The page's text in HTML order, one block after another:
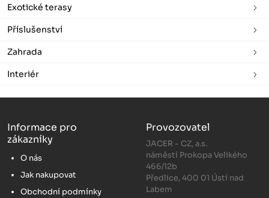
Exotické terasy
Příslušenství
Zahrada
Interiér
Informace pro
zákazníky
O nás
Jak nakupovat
Obchodní podmínky
Provozovatel
JACER - CZ, a.s.
náměstí Prokopa Velikého
466/12b
Předlice, 400 01 Ústí nad
Labem